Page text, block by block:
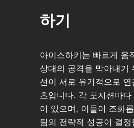
하기
아이스하키는 빠르게 움
상대의 공격을 막아내기
션이 서로 유기적으로 연
츠입니다. 각 포지션마
이 있으며, 이들이 조화
팀의 전략적 성공이 결정